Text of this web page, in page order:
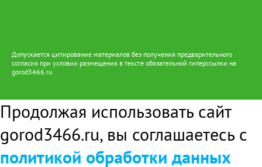
Допускается цитирование материалов без получения предварительного
согласия при условии размещения в тексте обязательной гиперссылки на
gorod3466.ru
Продолжая использовать сайт
gorod3466.ru, вы соглашаетесь с
политикой обработки данных